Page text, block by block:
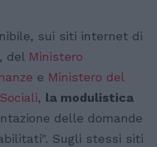
sui siti internet di
, del Ministero
e Ministero del
, la modulistica
delle domande
Sugli stessi siti